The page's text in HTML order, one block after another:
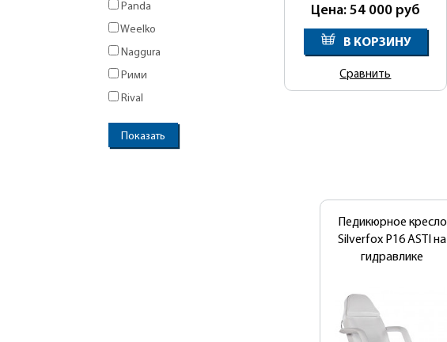
Panda
Weelko
Naggura
Рими
Rival
Цена: 54 000 руб
В КОРЗИНУ
Сравнить
Педикюрное кресло
Silverfox Р16 ASTI на
гидравлике